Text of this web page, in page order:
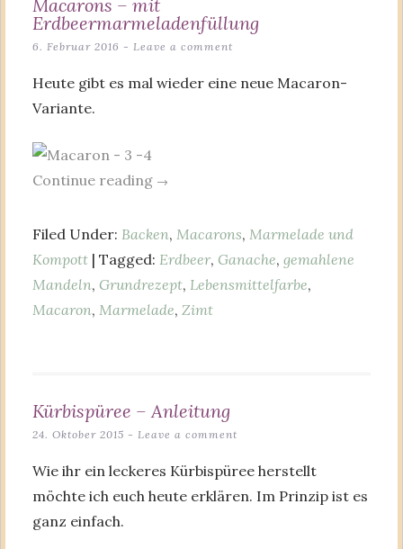
Macarons – mit
Erdbeermarmeladenfüllung
6. Februar 2016 Leave a comment
Heute gibt es mal wieder eine neue Macaron-
Variante.
Continue reading →
Filed Under: Backen, Macarons, Marmelade und
Kompott | Tagged: Erdbeer, Ganache, gemahlene
Mandeln, Grundrezept, Lebensmittelfarbe,
Macaron, Marmelade, Zimt
Kürbispüree – Anleitung
24. Oktober 2015 Leave a comment
Wie ihr ein leckeres Kürbispüree herstellt
möchte ich euch heute erklären. Im Prinzip ist es
ganz einfach.